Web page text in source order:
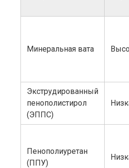
Минеральная вата
Экструдированный
пенополистирол
(ЭППС)
Пенополиуретан
(ППУ)